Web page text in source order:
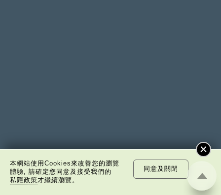
本網站使用Cookies來改善您的瀏覽
體驗, 請確定您同意及接受我們的
私隱政策才繼續瀏覽。
同意及關閉